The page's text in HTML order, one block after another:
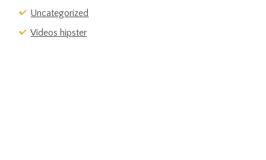
Uncategorized
Vídeos hipster